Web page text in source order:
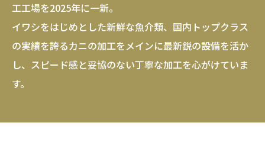
工工場を2025年に一新。
イワシをはじめとした新鮮な魚介類、国内トップクラス
の実績を誇るカニの加工をメインに最新鋭の設備を活か
し、スピード感と妥協のない丁寧な加工を心がけていま
す。